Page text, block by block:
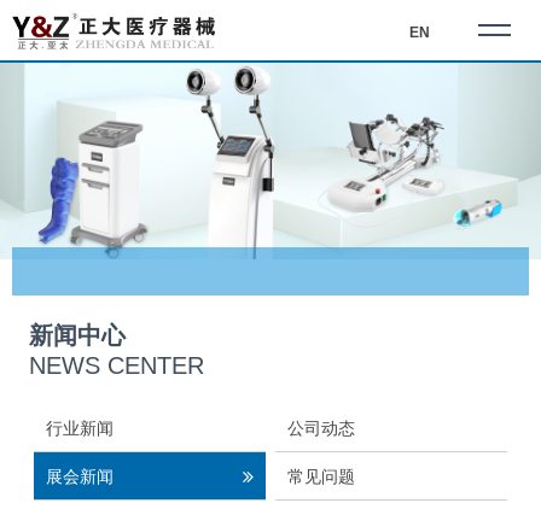
EN
新闻中心
NEWS CENTER
行业新闻 公司动态
展会新闻 常见问题